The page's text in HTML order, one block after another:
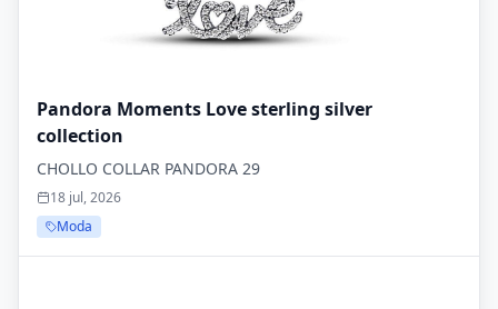
Pandora Moments Love sterling silver
collection
CHOLLO COLLAR PANDORA 29
18 jul, 2026
Moda